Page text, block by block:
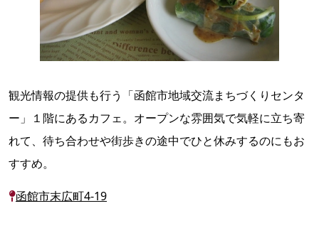
観光情報の提供も行う「函館市地域交流まちづくりセンタ
ー」１階にあるカフェ。オープンな雰囲気で気軽に立ち寄
れて、待ち合わせや街歩きの途中でひと休みするのにもお
すすめ。
函館市末広町4-19